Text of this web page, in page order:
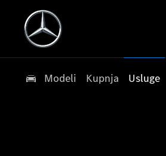
Modeli Kupnja Usluge